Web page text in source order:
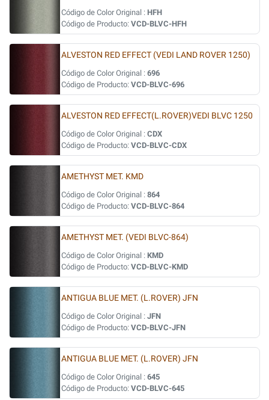
Código de Color Original : HFH
Código de Producto: VCD-BLVC-HFH
ALVESTON RED EFFECT (VEDI LAND ROVER 1250)
Código de Color Original : 696
Código de Producto: VCD-BLVC-696
ALVESTON RED EFFECT(L.ROVER)VEDI BLVC 1250
Código de Color Original : CDX
Código de Producto: VCD-BLVC-CDX
AMETHYST MET. KMD
Código de Color Original : 864
Código de Producto: VCD-BLVC-864
AMETHYST MET. (VEDI BLVC-864)
Código de Color Original : KMD
Código de Producto: VCD-BLVC-KMD
ANTIGUA BLUE MET. (L.ROVER) JFN
Código de Color Original : JFN
Código de Producto: VCD-BLVC-JFN
ANTIGUA BLUE MET. (L.ROVER) JFN
Código de Color Original : 645
Código de Producto: VCD-BLVC-645